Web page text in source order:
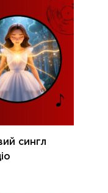
сингл